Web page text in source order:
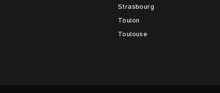
Strasbourg
Toulon
Toulouse